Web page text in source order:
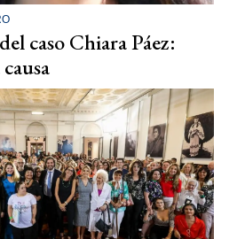
caso Chiara Páez: